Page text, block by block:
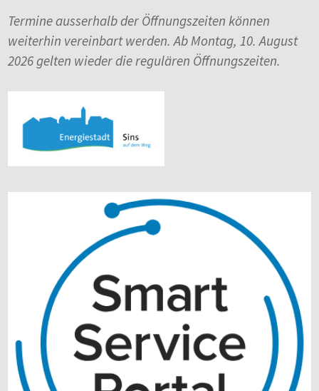
Termine ausserhalb der Öffnungszeiten können
weiterhin vereinbart werden. Ab Montag, 10. August
2026 gelten wieder die regulären Öffnungszeiten.